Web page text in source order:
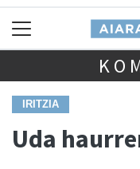
IRITZIA
Uda